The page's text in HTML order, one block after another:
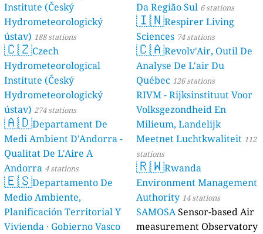
Institute (Český
Hydrometeorologický
ústav) 188 stations
🇨🇿Czech
Hydrometeorological
Institute (Český
Hydrometeorologický
ústav) 274 stations
🇦🇩Departament De
Medi Ambient D'Andorra -
Qualitat De L'Aire A
Andorra 4 stations
🇪🇸Departamento De
Medio Ambiente,
Planificación Territorial Y
Vivienda · Gobierno Vasco
Da Região Sul 6 stations
🇮🇳Respirer Living
Sciences 74 stations
🇨🇦Revolv'Air, Outil De
Analyse De L'air Du
Québec 126 stations
RIVM - Rijksinstituut Voor
Volksgezondheid En
Milieum, Landelijk
Meetnet Luchtkwaliteit 112
stations
🇷🇼Rwanda
Environment Management
Authority 14 stations
SAMOSASensor-based Air
measurement Observatory